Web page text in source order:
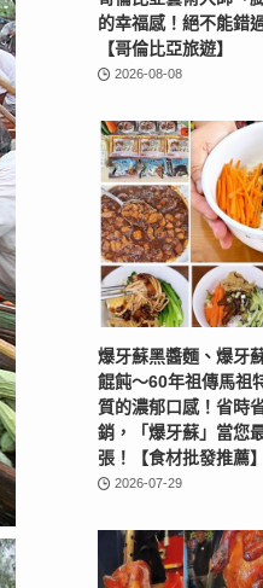
的幸福感！絕不能錯
【哥倫比亞旅遊】
2026-08-08
爆牙蘇黑醬麵、爆牙
餛飩～60年祖傳馬祖
質的濃郁口感！省時
銷，「爆牙蘇」當您
張！【食材批發推薦】
2026-07-29